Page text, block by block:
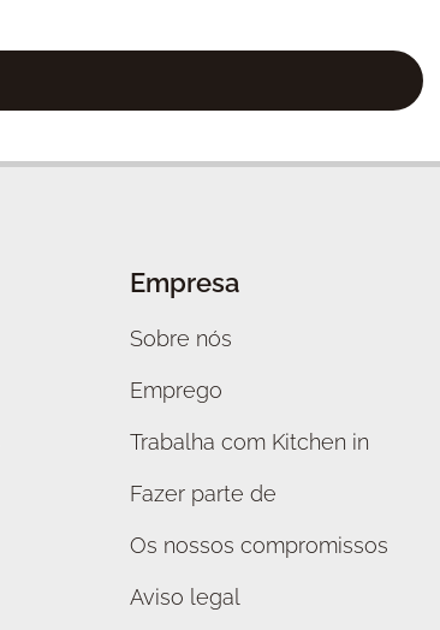
Empresa
Sobre nós
Emprego
Trabalha com Kitchen in
Fazer parte de
Os nossos compromissos
Aviso legal